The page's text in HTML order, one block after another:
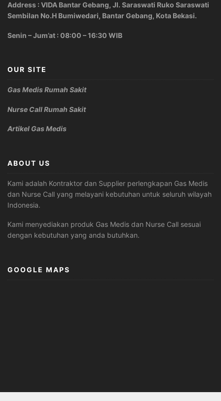
Address : VIDA Bantar Gebang, Jl. Saraswati Ruko Saraswati
Sembilan No.H Bumiwedari, Bantar Gebang, Kota Bekasi.
Senin – Jum’at : 08:00 – 16:30 WIB
OUR SITE
Gas Medis Rumah Sakit
Nurse Call Rumah Sakit
Artikel Gas Medis
ABOUT US
Kami adalah Kontraktor dan Supplier perlengkapan Gas Medis
dan Nurse Call yang melayani kebutuhan untuk seluruh wilayah
Indonesia.
Kami menyediakan produk Gas Medis dan Nurse Call sesuai
dengan kebutuhan yang anda butuhkan.
GOOGLE MAPS